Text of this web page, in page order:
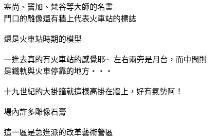
塞尚、竇加、梵谷等大師的名畫
門口的雕像還有牆上代表火車站的標誌
還是火車站時期的模型
一進去真的有火車站的感覺耶~ 左右兩旁是月台，而中間則
是鐵軌與火車停靠的地方‧‧‧
十九世紀的大掛鐘就這樣高掛在牆上，好有氣勢阿！
場內許多雕像石膏
這一區是急進派的改革藝術營區